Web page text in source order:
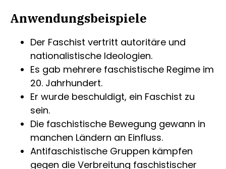
Anwendungsbeispiele
Der Faschist vertritt autoritäre und
nationalistische Ideologien.
Es gab mehrere faschistische Regime im
20. Jahrhundert.
Er wurde beschuldigt, ein Faschist zu
sein.
Die faschistische Bewegung gewann in
manchen Ländern an Einfluss.
Antifaschistische Gruppen kämpfen
gegen die Verbreitung faschistischer